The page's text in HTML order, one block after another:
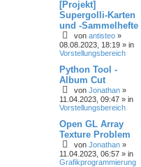
[Projekt]
Supergolli-Karten
und -Sammelhefte
von antisteo »
08.08.2023, 18:19 » in
Vorstellungsbereich
Python Tool -
Album Cut
von Jonathan »
11.04.2023, 09:47 » in
Vorstellungsbereich
Open GL Array
Texture Problem
von Jonathan »
11.04.2023, 06:57 » in
Grafikprogrammierung